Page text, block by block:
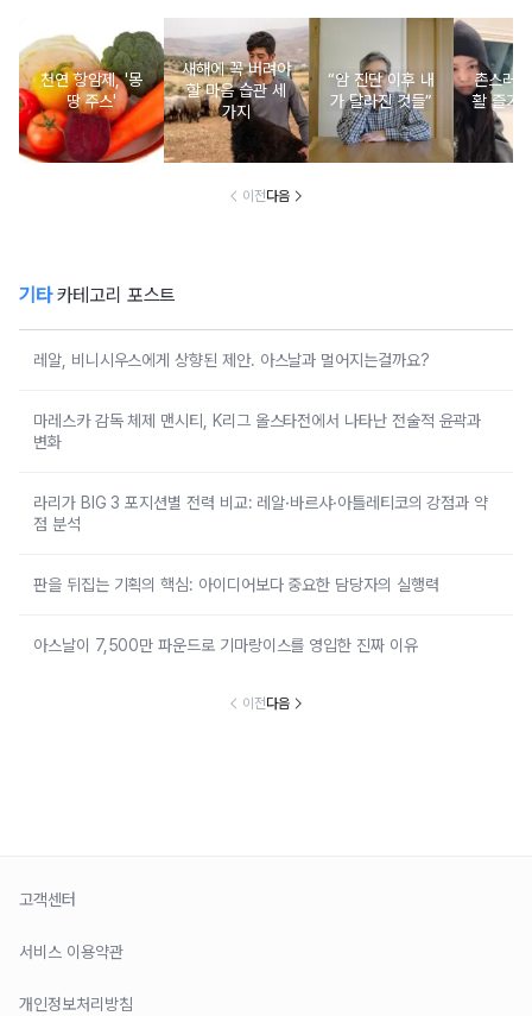
천연 항암제, '몽
땅 주스'
새해에 꼭 버려야
할 마음 습관 세
가지
“암 진단 이후 내
가 달라진 것들”
촌스러
활 즐기
이전다음
기타카테고리 포스트
레알, 비니시우스에게 상향된 제안. 아스날과 멀어지는걸까요?
마레스카 감독 체제 맨시티, K리그 올스타전에서 나타난 전술적 윤곽과
변화
라리가 BIG 3 포지션별 전력 비교: 레알·바르샤·아틀레티코의 강점과 약
점 분석
판을 뒤집는 기획의 핵심: 아이디어보다 중요한 담당자의 실행력
아스날이 7,500만 파운드로 기마랑이스를 영입한 진짜 이유
이전다음
고객센터
서비스 이용약관
개인정보처리방침